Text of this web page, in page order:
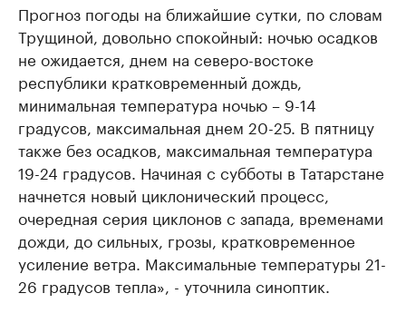
Прогноз погоды на ближайшие сутки, по словам
Трущиной, довольно спокойный: ночью осадков
не ожидается, днем на северо-востоке
республики кратковременный дождь,
минимальная температура ночью – 9-14
градусов, максимальная днем 20-25. В пятницу
также без осадков, максимальная температура
19-24 градусов. Начиная с субботы в Татарстане
начнется новый циклонический процесс,
очередная серия циклонов с запада, временами
дожди, до сильных, грозы, кратковременное
усиление ветра. Максимальные температуры 21-
26 градусов тепла», - уточнила синоптик.